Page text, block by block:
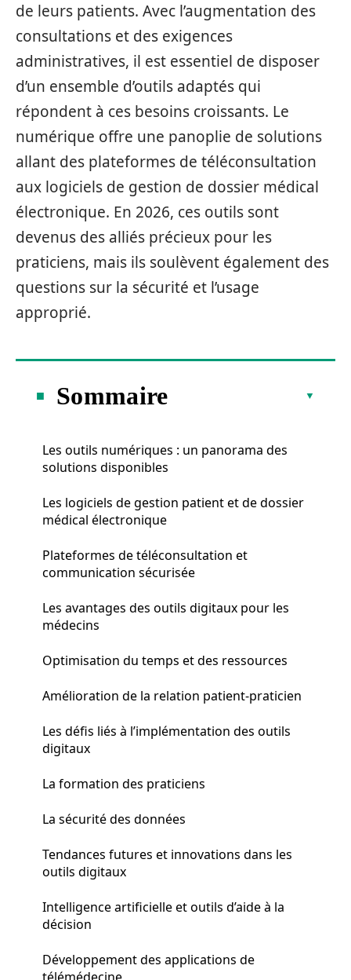
de leurs patients. Avec l’augmentation des
consultations et des exigences
administratives, il est essentiel de disposer
d’un ensemble d’outils adaptés qui
répondent à ces besoins croissants. Le
numérique offre une panoplie de solutions
allant des plateformes de téléconsultation
aux logiciels de gestion de dossier médical
électronique. En 2026, ces outils sont
devenus des alliés précieux pour les
praticiens, mais ils soulèvent également des
questions sur la sécurité et l’usage
approprié.
Sommaire
Les outils numériques : un panorama des
solutions disponibles
Les logiciels de gestion patient et de dossier
médical électronique
Plateformes de téléconsultation et
communication sécurisée
Les avantages des outils digitaux pour les
médecins
Optimisation du temps et des ressources
Amélioration de la relation patient-praticien
Les défis liés à l’implémentation des outils
digitaux
La formation des praticiens
La sécurité des données
Tendances futures et innovations dans les
outils digitaux
Intelligence artificielle et outils d’aide à la
décision
Développement des applications de
télémédecine